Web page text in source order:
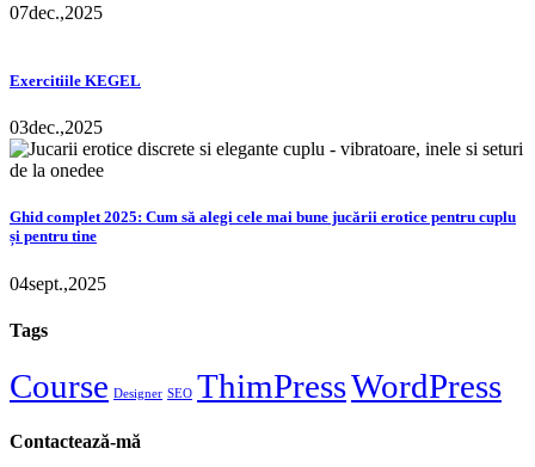
07dec.,2025
Exercitiile KEGEL
03dec.,2025
Ghid complet 2025: Cum să alegi cele mai bune jucării erotice pentru cuplu
și pentru tine
04sept.,2025
Tags
Course Designer SEO ThimPressWordPress
Contactează-mă